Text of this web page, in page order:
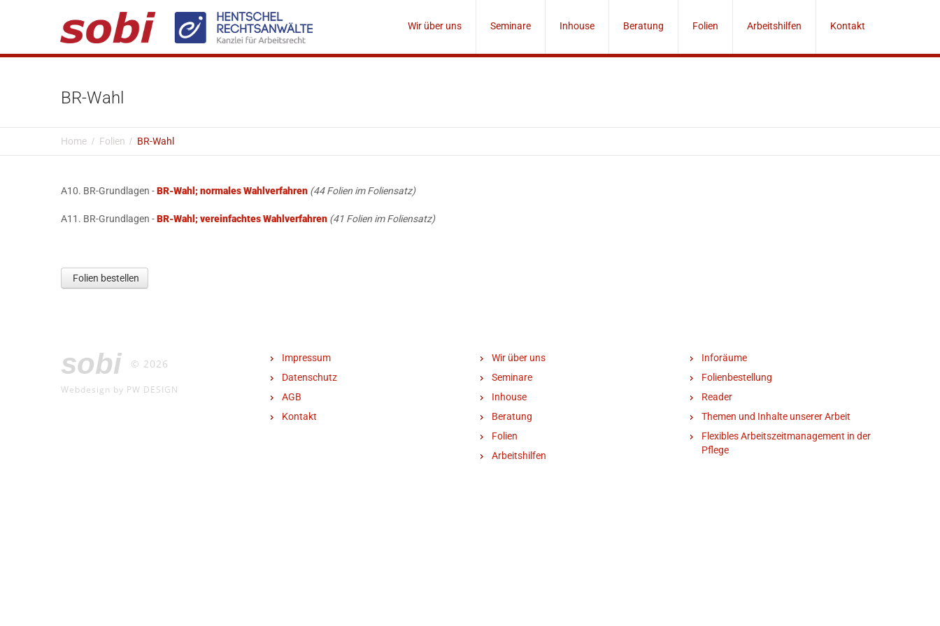
Wir über uns Seminare Inhouse Beratung Folien Arbeitshilfen Kontakt
BR-Wahl
Home Folien BR-Wahl
A10. BR-Grundlagen -BR-Wahl; normales Wahlverfahren (44 Folien im Foliensatz)
A11. BR-Grundlagen -BR-Wahl; vereinfachtes Wahlverfahren (41 Folien im Foliensatz)
Folien bestellen
sobi © 2026
Webdesign by PW DESIGN
Impressum
Datenschutz
AGB
Kontakt
Wir über uns
Seminare
Inhouse
Beratung
Folien
Arbeitshilfen
Inforäume
Folienbestellung
Reader
Themen und Inhalte unserer Arbeit
Flexibles Arbeitszeitmanagement in der
Pflege